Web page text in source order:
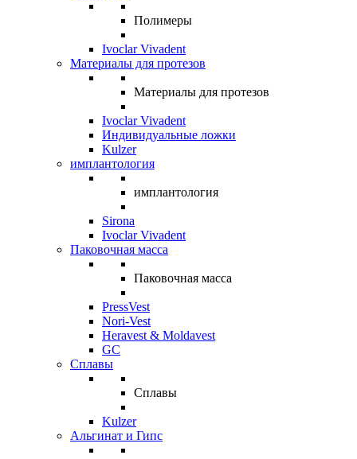
Полимеры
Ivoclar Vivadent
Материалы для протезов
Материалы для протезов
Ivoclar Vivadent
Индивидуальные ложки
Kulzer
имплантология
имплантология
Sirona
Ivoclar Vivadent
Паковочная масса
Паковочная масса
PressVest
Nori-Vest
Heravest & Moldavest
GC
Сплавы
Сплавы
Kulzer
Альгинат и Гипс